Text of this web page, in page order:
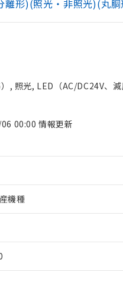
離形)(照光・非照光)(丸
, 照光, LED（AC/DC24V、
00:00 情報更新
機種